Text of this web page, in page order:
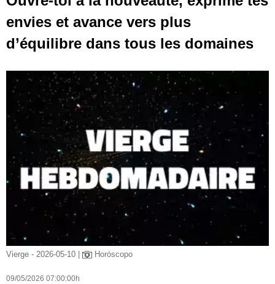
envies et avance vers plus
d’équilibre dans tous les domaines
Vierge - 2026-05-10 | Horóscopo
09/05/2026 07:00:00h